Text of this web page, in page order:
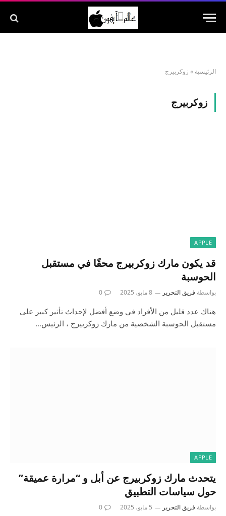
الرئيسية » زوكربيرج
زوكربيرج
APPLE
قد يكون مارك زوكربيرج محقًا في مستقبل
الحوسبة
بواسطة فريق التحرير 8 مايو، 2025 0
هناك عدد قليل من الأفراد في وضع أفضل لإحداث تأثير كبير على
مستقبل الحوسبة الشخصية من مارك زوكربيرج ، الرئيس…
APPLE
يتحدث مارك زوكربيرج عن أبل و “مرارة عميقة”
حول سياسات التطبيق
بواسطة فريق التحرير 5 مايو، 2025 0